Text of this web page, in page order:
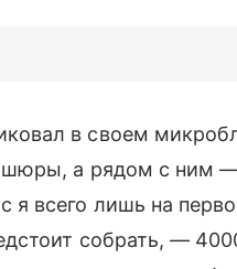
в своем
а рядом с ним
я всего лишь на
собрать, —